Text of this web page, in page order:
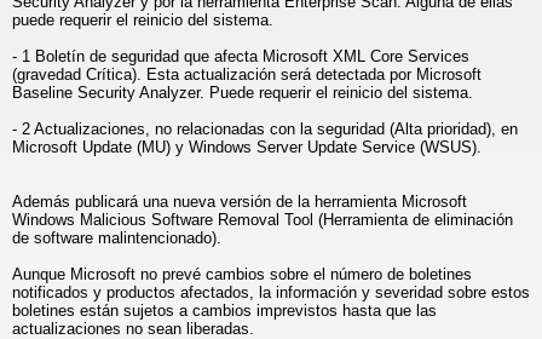
puede requerir el reinicio del sistema.
- 1 Boletín de seguridad que afecta Microsoft XML Core Services
(gravedad Crítica). Esta actualización será detectada por Microsoft
Baseline Security Analyzer. Puede requerir el reinicio del sistema.
- 2 Actualizaciones, no relacionadas con la seguridad (Alta prioridad), en
Microsoft Update (MU) y Windows Server Update Service (WSUS).
Además publicará una nueva versión de la herramienta Microsoft
Windows Malicious Software Removal Tool (Herramienta de eliminación
de software malintencionado).
Aunque Microsoft no prevé cambios sobre el número de boletines
notificados y productos afectados, la información y severidad sobre estos
boletines están sujetos a cambios imprevistos hasta que las
actualizaciones no sean liberadas.